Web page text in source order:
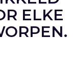
ELKE